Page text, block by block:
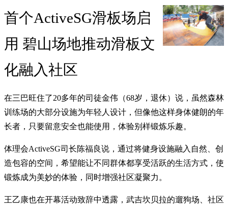
首个ActiveSG滑板场启
用 碧山场地推动滑板文
化融入社区
在三巴旺住了20多年的司徒金伟（68岁，退休）说，虽然森林
训练场的大部分设施为年轻人设计，但像他这样身体健朗的年
长者，只要留意安全也能使用，体验别样锻炼乐趣。
体理会ActiveSG司长陈福良说，通过将健身设施融入自然、创
造包容的空间，希望能让不同群体都享受活跃的生活方式，使
锻炼成为美妙的体验，同时增强社区凝聚力。
王乙康也在开幕活动致辞中透露，武吉坎贝拉的遛狗场、社区